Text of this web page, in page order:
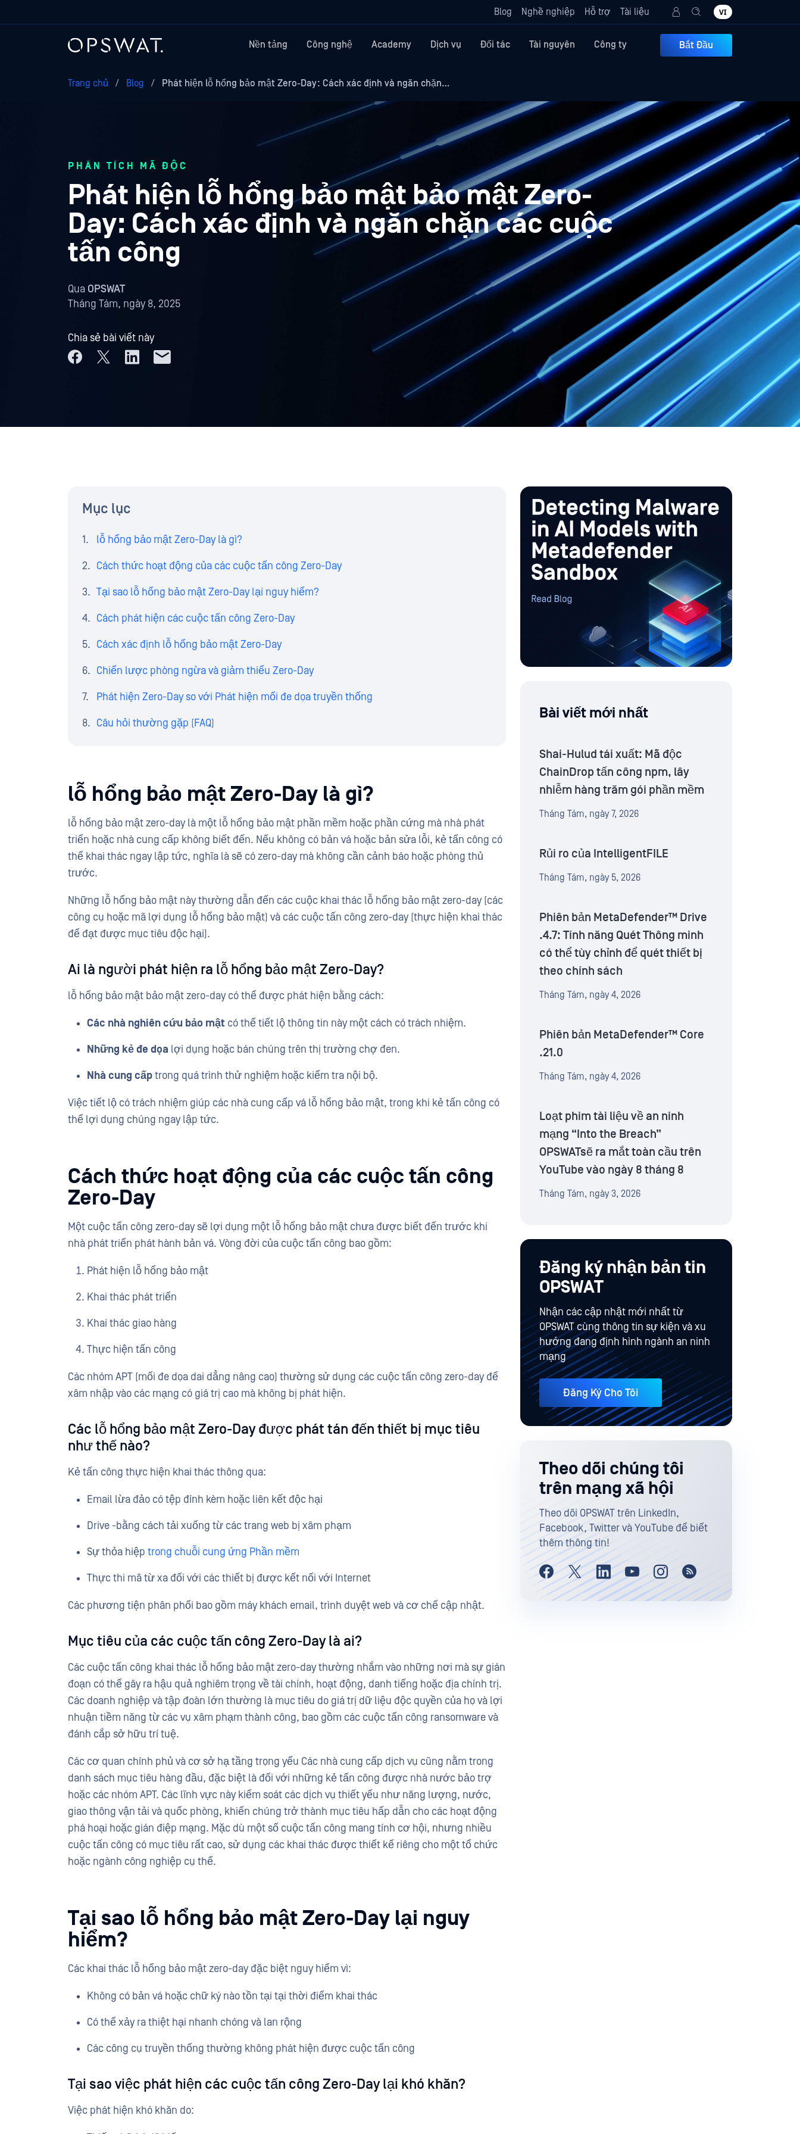
Blog Nghề nghiệp Hỗ trợ Tài liệu VI
Nền tảng Công nghệ Academy Dịch vụ Đối tác Tài nguyên Công ty Bắt Đầu
Trang chủ / Blog / Phát hiện lỗ hổng bảo mật Zero-Day: Cách xác định và ngăn chặn…
PHÂN TÍCH MÃ ĐỘC
Phát hiện lỗ hổng bảo mật bảo mật Zero-
Day: Cách xác định và ngăn chặn các cuộc
tấn công
Qua OPSWAT
Tháng Tám, ngày 8, 2025
Chia sẻ bài viết này
Mục lục
lỗ hổng bảo mật Zero-Day là gì?
Cách thức hoạt động của các cuộc tấn công Zero-Day
Tại sao lỗ hổng bảo mật Zero-Day lại nguy hiểm?
Cách phát hiện các cuộc tấn công Zero-Day
Cách xác định lỗ hổng bảo mật Zero-Day
Chiến lược phòng ngừa và giảm thiểu Zero-Day
Phát hiện Zero-Day so với Phát hiện mối đe dọa truyền thống
Câu hỏi thường gặp (FAQ)
lỗ hổng bảo mật Zero-Day là gì?
lỗ hổng bảo mật zero-day là một lỗ hổng bảo mật phần mềm hoặc phần cứng mà nhà phát
triển hoặc nhà cung cấp không biết đến. Nếu không có bản vá hoặc bản sửa lỗi, kẻ tấn công có
thể khai thác ngay lập tức, nghĩa là sẽ có zero-day mà không cần cảnh báo hoặc phòng thủ
trước.
Những lỗ hổng bảo mật này thường dẫn đến các cuộc khai thác lỗ hổng bảo mật zero-day (các
công cụ hoặc mã lợi dụng lỗ hổng bảo mật) và các cuộc tấn công zero-day (thực hiện khai thác
để đạt được mục tiêu độc hại).
Ai là người phát hiện ra lỗ hổng bảo mật Zero-Day?
lỗ hổng bảo mật bảo mật zero-day có thể được phát hiện bằng cách:
Các nhà nghiên cứu bảo mật có thể tiết lộ thông tin này một cách có trách nhiệm.
Những kẻ đe dọa lợi dụng hoặc bán chúng trên thị trường chợ đen.
Nhà cung cấptrong quá trình thử nghiệm hoặc kiểm tra nội bộ.
Việc tiết lộ có trách nhiệm giúp các nhà cung cấp vá lỗ hổng bảo mật, trong khi kẻ tấn công có
thể lợi dụng chúng ngay lập tức.
Cách thức hoạt động của các cuộc tấn công
Zero-Day
Một cuộc tấn công zero-day sẽ lợi dụng một lỗ hổng bảo mật chưa được biết đến trước khi
nhà phát triển phát hành bản vá. Vòng đời của cuộc tấn công bao gồm:
Phát hiện lỗ hổng bảo mật
Khai thác phát triển
Khai thác giao hàng
Thực hiện tấn công
Các nhóm APT (mối đe dọa dai dẳng nâng cao) thường sử dụng các cuộc tấn công zero-day để
xâm nhập vào các mạng có giá trị cao mà không bị phát hiện.
Các lỗ hổng bảo mật Zero-Day được phát tán đến thiết bị mục tiêu
như thế nào?
Kẻ tấn công thực hiện khai thác thông qua:
Email lừa đảo có tệp đính kèm hoặc liên kết độc hại
Drive -bằng cách tải xuống từ các trang web bị xâm phạm
Sự thỏa hiệp trong chuỗi cung ứng Phần mềm
Thực thi mã từ xa đối với các thiết bị được kết nối với Internet
Các phương tiện phân phối bao gồm máy khách email, trình duyệt web và cơ chế cập nhật.
Mục tiêu của các cuộc tấn công Zero-Day là ai?
Các cuộc tấn công khai thác lỗ hổng bảo mật zero-day thường nhắm vào những nơi mà sự gián
đoạn có thể gây ra hậu quả nghiêm trọng về tài chính, hoạt động, danh tiếng hoặc địa chính trị.
Các doanh nghiệp và tập đoàn lớn thường là mục tiêu do giá trị dữ liệu độc quyền của họ và lợi
nhuận tiềm năng từ các vụ xâm phạm thành công, bao gồm các cuộc tấn công ransomware và
đánh cắp sở hữu trí tuệ.
Các cơ quan chính phủ và cơ sở hạ tầng trọng yếu Các nhà cung cấp dịch vụ cũng nằm trong
danh sách mục tiêu hàng đầu, đặc biệt là đối với những kẻ tấn công được nhà nước bảo trợ
hoặc các nhóm APT. Các lĩnh vực này kiểm soát các dịch vụ thiết yếu như năng lượng, nước,
giao thông vận tải và quốc phòng, khiến chúng trở thành mục tiêu hấp dẫn cho các hoạt động
phá hoại hoặc gián điệp mạng. Mặc dù một số cuộc tấn công mang tính cơ hội, nhưng nhiều
cuộc tấn công có mục tiêu rất cao, sử dụng các khai thác được thiết kế riêng cho một tổ chức
hoặc ngành công nghiệp cụ thể.
Tại sao lỗ hổng bảo mật Zero-Day lại nguy
hiểm?
Các khai thác lỗ hổng bảo mật zero-day đặc biệt nguy hiểm vì:
Không có bản vá hoặc chữ ký nào tồn tại tại thời điểm khai thác
Có thể xảy ra thiệt hại nhanh chóng và lan rộng
Các công cụ truyền thống thường không phát hiện được cuộc tấn công
Tại sao việc phát hiện các cuộc tấn công Zero-Day lại khó khăn?
Việc phát hiện khó khăn do:
Bài viết mới nhất
Shai-Hulud tái xuất: Mã độc
ChainDrop tấn công npm, lây
nhiễm hàng trăm gói phần mềm
Tháng Tám, ngày 7, 2026
Rủi ro của IntelligentFILE
Tháng Tám, ngày 5, 2026
Phiên bản MetaDefender™ Drive
.4.7: Tính năng Quét Thông minh
có thể tùy chỉnh để quét thiết bị
theo chính sách
Tháng Tám, ngày 4, 2026
Phiên bản MetaDefender™ Core
.21.0
Tháng Tám, ngày 4, 2026
Loạt phim tài liệu về an ninh
mạng “Into the Breach”
OPSWATsẽ ra mắt toàn cầu trên
YouTube vào ngày 8 tháng 8
Tháng Tám, ngày 3, 2026
Đăng ký nhận bản tin
OPSWAT
Nhận các cập nhật mới nhất từ
OPSWAT cùng thông tin sự kiện và xu
hướng đang định hình ngành an ninh
mạng
Đăng Ký Cho Tôi
Theo dõi chúng tôi
trên mạng xã hội
Theo dõi OPSWAT trên LinkedIn,
Facebook, Twitter và YouTube để biết
thêm thông tin!